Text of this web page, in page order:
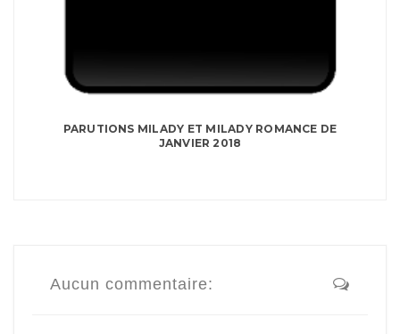
PARUTIONS MILADY ET MILADY ROMANCE DE
JANVIER 2018
Aucun commentaire: